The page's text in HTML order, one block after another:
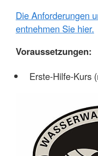
Die Anforderungen
entnehmen Sie hier.
Voraussetzungen:
Erste-Hilfe-Kurs